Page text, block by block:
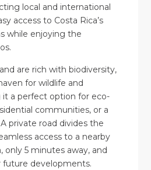
local and international
access to Costa Rica’s
while enjoying the
are rich with biodiversity,
for wildlife and
a perfect option for eco-
communities, or a
private road divides the
access to a nearby
only 5 minutes away, and
future developments.